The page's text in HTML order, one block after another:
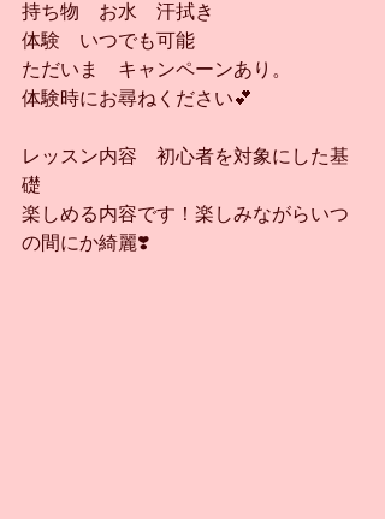
持ち物　お水　汗拭き
体験　いつでも可能
ただいま　キャンペーンあり。
体験時にお尋ねください💕
レッスン内容　初心者を対象にした基
礎
楽しめる内容です！楽しみながらいつ
の間にか綺麗❣️